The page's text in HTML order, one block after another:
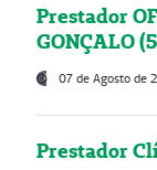
Prestador
GONÇALO
07 de Agosto de
Prestador